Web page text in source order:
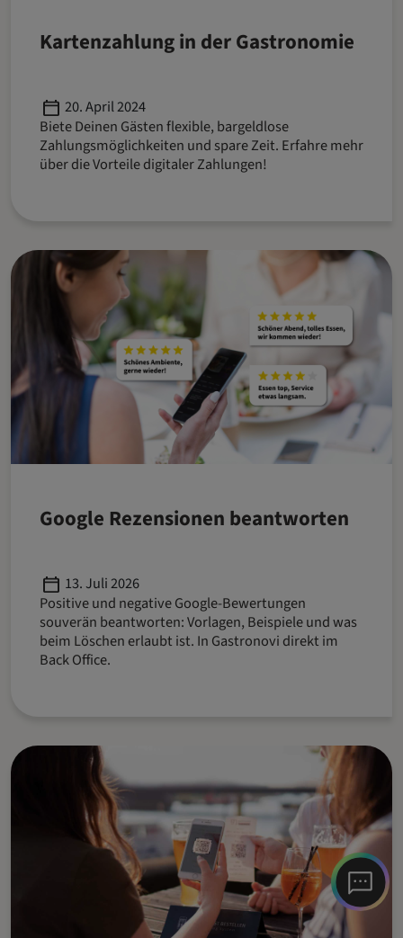
Kartenzahlung in der Gastronomie
Published
20. April 2024
Biete Deinen Gästen flexible, bargeldlose
Zahlungsmöglichkeiten und spare Zeit. Erfahre mehr
über die Vorteile digitaler Zahlungen!
Google Rezensionen beantworten
Published
13. Juli 2026
Positive und negative Google-Bewertungen
souverän beantworten: Vorlagen, Beispiele und was
beim Löschen erlaubt ist. In Gastronovi direkt im
Back Office.